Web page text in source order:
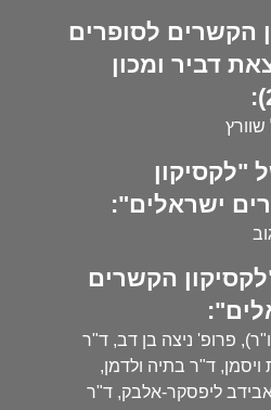
הקשרים לסופרים
דביר ומכון
שוורץ
"לקסיקון
ישראלים":
הקשרים
פרופ' ניצה בן דב, ד"ר
ויסמן, ד"ר בתיה ולדמן,
ליפסקר-אלבק, ד"ר